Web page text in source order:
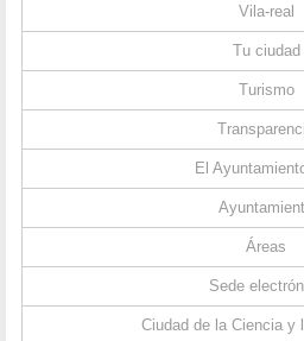
Vila-real
Tu ciudad
Turismo
El
Áreas
Sede
Ciudad de la Ciencia y